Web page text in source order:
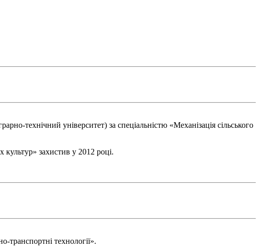
технічний університет) за спеціальністю «Механізація сільського
культур» захистив у 2012 році.
транспортні технології».